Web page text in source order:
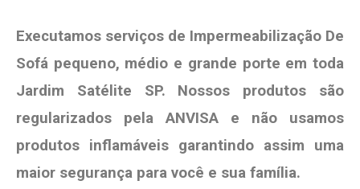
Executamos serviços de Impermeabilização De
Sofá pequeno, médio e grande porte em toda
Jardim Satélite SP. Nossos produtos são
regularizados pela ANVISA e não usamos
produtos inflamáveis garantindo assim uma
maior segurança para você e sua família.